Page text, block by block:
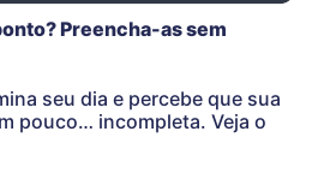
Preencha-as sem
seu dia e percebe que sua
pouco… incompleta. Veja o